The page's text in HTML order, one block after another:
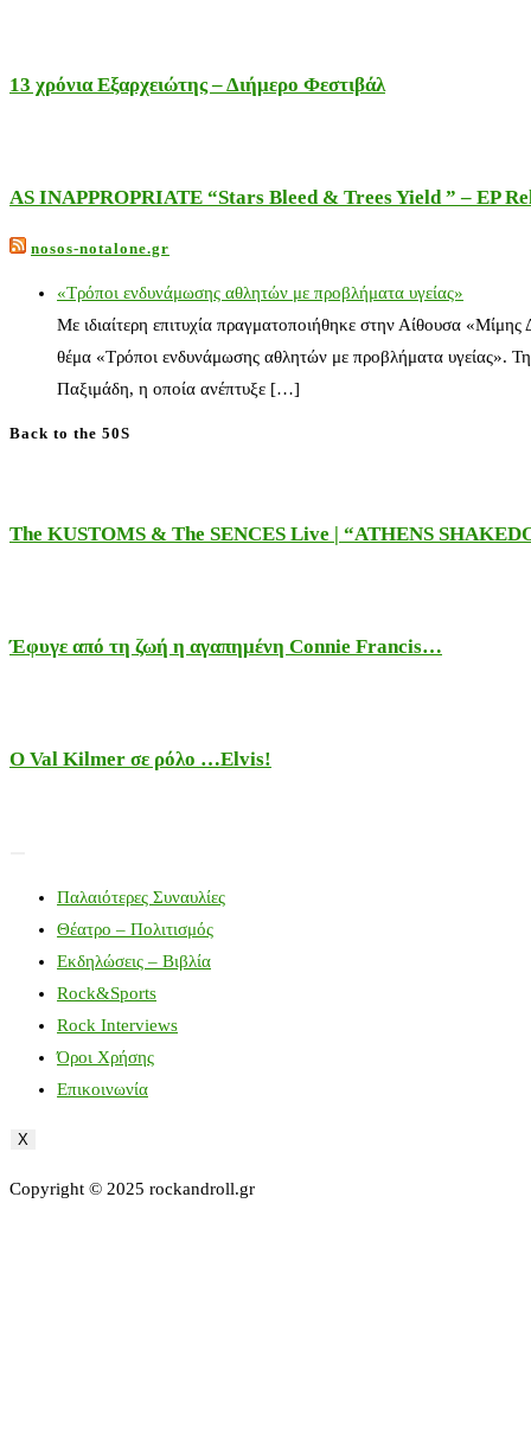
13 χρόνια Εξαρχειώτης – Διήμερο Φεστιβάλ
AS INAPPROPRIATE “Stars Bleed & Trees Yield ” – EP
nosos-notalone.gr
«Τρόποι ενδυνάμωσης αθλητών με προβλήματα υγείας»
Με ιδιαίτερη επιτυχία πραγματοποιήθηκε στην Αίθουσα
θέμα «Τρόποι ενδυνάμωσης αθλητών με προβλήματα υγείας».
Παξιμάδη, η οποία ανέπτυξε […]
Back to the 50S
The KUSTOMS & The SENCES Live | “ATHENS
Έφυγε από τη ζωή η αγαπημένη Connie Francis…
Ο Val Kilmer σε ρόλο …Elvis!
Παλαιότερες Συναυλίες
Θέατρο – Πολιτισμός
Εκδηλώσεις – Βιβλία
Rock&Sports
Rock Interviews
Όροι Χρήσης
Επικοινωνία
X
Copyright © 2025 rockandroll.gr